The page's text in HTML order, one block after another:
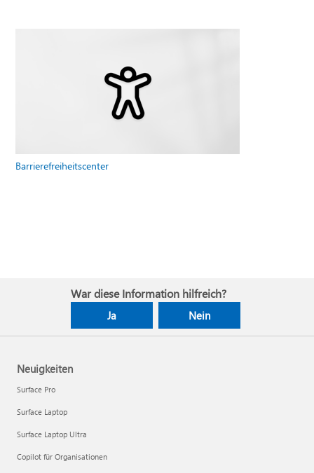
Barrierefreiheitscenter
War diese Information hilfreich?
Ja Nein
Neuigkeiten
Surface Pro
Surface Laptop
Surface Laptop Ultra
Copilot für Organisationen